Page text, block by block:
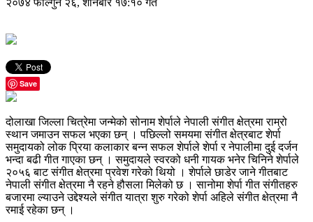
Save
दोलाखा जिल्ला चित्रेमा जन्मेको सोनाम शेर्पाले नेपाली संगीत क्षेत्रमा राम्रो
स्थान जमाउन सफल भएका छन् । पछिल्लो समयमा संगीत क्षेत्रबाट शेर्पा
समुदायको लोक प्रिया कलाकार बन्न सफल शेर्पाले शेर्पा र नेपालीमा दुई दर्जन
भन्दा बढी गीत गाएका छन् । समुदायले स्वरको धनी गायक भनेर चिनिने शेर्पाले
२०५६ बाट संगीत क्षेत्रमा प्रवेश गरेको थियो । शेर्पाले छाडेर जाने गीतबाट
नेपाली संगीत क्षेत्रमा नै रहने हौसला मिलेको छ । सानोमा शेर्पा गीत संगीतहरु
बजारमा ल्याउने उद्देश्यले संगीत यात्रा शुरु गरेको शेर्पा अहिले संगीत क्षेत्रमा नै
रमाई रहेका छन् ।